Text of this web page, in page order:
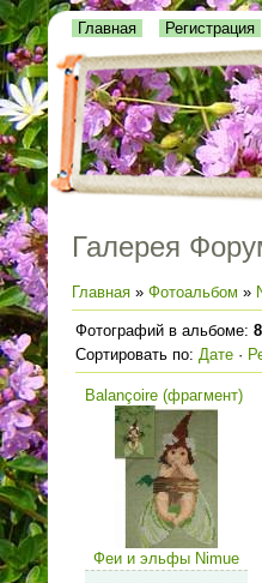
Главная Регистрация
Галерея
Главная » Фотоальбом »
Фотографий в альбоме: 8
Сортировать по: Дате ·
Balançoire (фрагмент)
Феи и эльфы Nimue